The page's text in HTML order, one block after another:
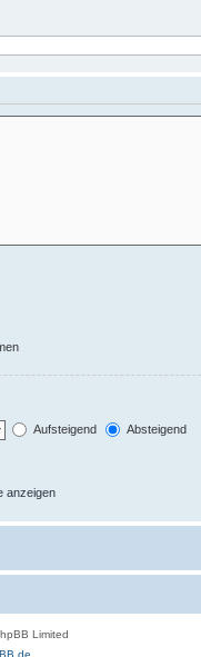
Aufsteigend Absteigend
anzeigen
Limited